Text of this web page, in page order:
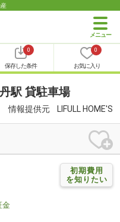
0
保存した条件
0
お気に入り
駅 貸駐車場
情報提供元 LIFULL HOME'S
初期費用
を知りたい
金